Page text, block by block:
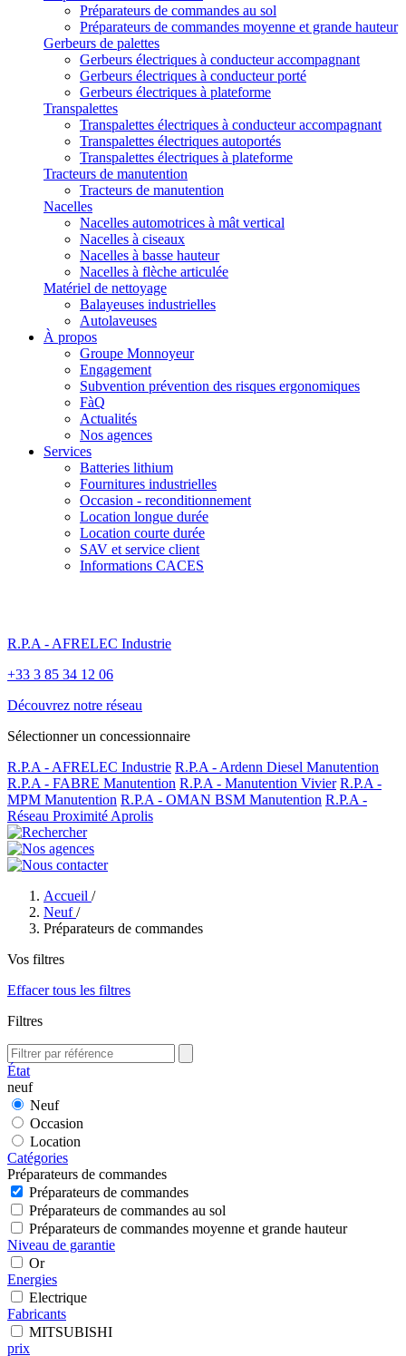
Préparateurs de commandes au sol
Préparateurs de commandes moyenne et grande hauteur
Gerbeurs de palettes
Gerbeurs électriques à conducteur accompagnant
Gerbeurs électriques à conducteur porté
Gerbeurs électriques à plateforme
Transpalettes
Transpalettes électriques à conducteur accompagnant
Transpalettes électriques autoportés
Transpalettes électriques à plateforme
Tracteurs de manutention
Tracteurs de manutention
Nacelles
Nacelles automotrices à mât vertical
Nacelles à ciseaux
Nacelles à basse hauteur
Nacelles à flèche articulée
Matériel de nettoyage
Balayeuses industrielles
Autolaveuses
À propos
Groupe Monnoyeur
Engagement
Subvention prévention des risques ergonomiques
FàQ
Actualités
Nos agences
Services
Batteries lithium
Fournitures industrielles
Occasion - reconditionnement
Location longue durée
Location courte durée
SAV et service client
Informations CACES
R.P.A - AFRELEC Industrie
+33 3 85 34 12 06
Découvrez notre réseau
Sélectionner un concessionnaire
R.P.A - AFRELEC Industrie R.P.A - Ardenn Diesel Manutention
R.P.A - FABRE Manutention R.P.A - Manutention Vivier R.P.A -
MPM Manutention R.P.A - OMAN BSM Manutention R.P.A -
Réseau Proximité Aprolis
Accueil /
Neuf /
Préparateurs de commandes
Vos filtres
Effacer tous les filtres
Filtres
État
neuf
Neuf
Occasion
Location
Catégories
Préparateurs de commandes
Préparateurs de commandes
Préparateurs de commandes au sol
Préparateurs de commandes moyenne et grande hauteur
Niveau de garantie
Or
Energies
Electrique
Fabricants
MITSUBISHI
prix